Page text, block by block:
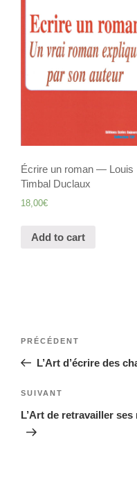
Écrire un roman — Louis
Timbal Duclaux
18,00€
Add to cart
Navigation
l’article
Article
précédent
PRÉCÉDENT
L’Art d’écrire des
Article
suivant
SUIVANT
L’Art de retravailler